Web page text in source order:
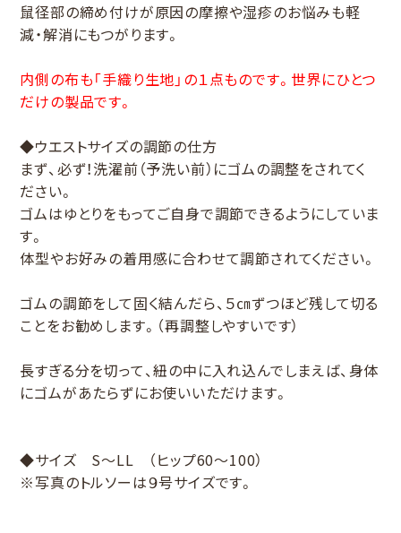
鼠径部の締め付けが原因の摩擦や湿疹のお悩みも軽
減・解消にもつがります。
内側の布も「手織り生地」の１点ものです。世界にひとつ
だけの製品です。
◆ウエストサイズの調節の仕方
まず、必ず！洗濯前（予洗い前）にゴムの調整をされてく
ださい。
ゴムはゆとりをもってご自身で調節できるようにしていま
す。
体型やお好みの着用感に合わせて調節されてください。
ゴムの調節をして固く結んだら、５㎝ずつほど残して切る
ことをお勧めします。（再調整しやすいです）
長すぎる分を切って、紐の中に入れ込んでしまえば、身体
にゴムがあたらずにお使いいただけます。
◆サイズ S～LL （ヒップ60～100）
※写真のトルソーは９号サイズです。